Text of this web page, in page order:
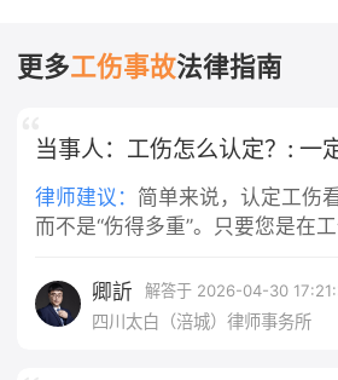
更多工伤事故法律指南
当事人：工伤怎么认定？: 一
律师建议： 简单来说，认定工伤
而不是“伤得多重”。只要您是在
不是主要责任）等情况，不管最
疾，都应该去申请认定为工伤。
卿訢 解答于 2026-04-30
四川太白（涪城）律师事务所